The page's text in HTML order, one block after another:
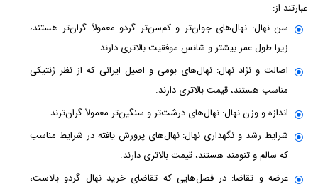
عبارتند از:
سن نهال: نهال‌های جوان‌تر و کم‌سن‌تر گردو معمولاً گران‌تر هستند،
زیرا طول عمر بیشتر و شانس موفقیت بالاتری دارند.
اصالت و نژاد نهال: نهال‌های بومی و اصیل ایرانی که از نظر ژنتیکی
مناسب هستند، قیمت بالاتری دارند.
اندازه و وزن نهال: نهال‌های درشت‌تر و سنگین‌تر معمولاً گران‌ترند.
شرایط رشد و نگهداری نهال: نهال‌های پرورش یافته در شرایط مناسب
که سالم و تنومند هستند، قیمت بالاتری دارند.
عرضه و تقاضا: در فصل‌هایی که تقاضای خرید نهال گردو بالاست،